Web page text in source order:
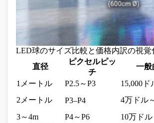
LED球のサイズ比較と価格内訳の視覚
直径
ピクセルピッ
チ
一般
1メートル
P2.5～P3 15,000ド
2メートル
P3–P4 4万ドル
3～4m
P4～P6 10万ド